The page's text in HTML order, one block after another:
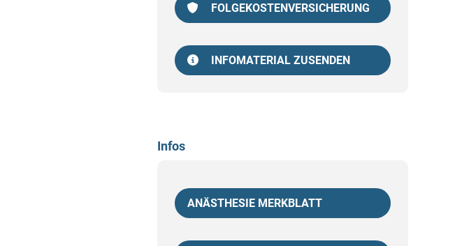
FOLGEKOSTENVERSICHERUNG
INFOMATERIAL ZUSENDEN
Infos
ANÄSTHESIE MERKBLATT